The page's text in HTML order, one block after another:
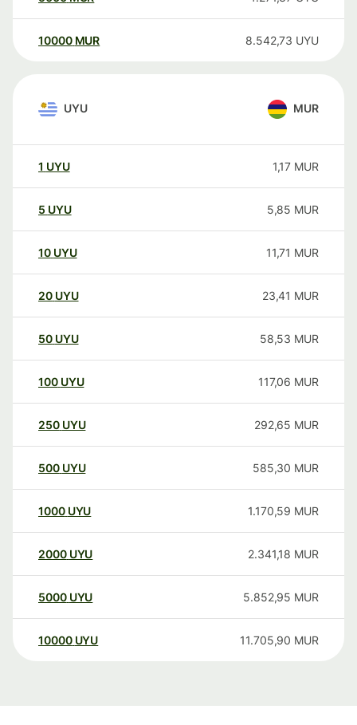
10000 MUR 8.542,73 UYU
UYU MUR
1 UYU 1,17 MUR
5 UYU 5,85 MUR
10 UYU 11,71 MUR
20 UYU 23,41 MUR
50 UYU 58,53 MUR
100 UYU 117,06 MUR
250 UYU 292,65 MUR
500 UYU 585,30 MUR
1000 UYU 1.170,59 MUR
2000 UYU 2.341,18 MUR
5000 UYU 5.852,95 MUR
10000 UYU 11.705,90 MUR